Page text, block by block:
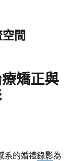
間
矯正與
系的婚禮錄影為